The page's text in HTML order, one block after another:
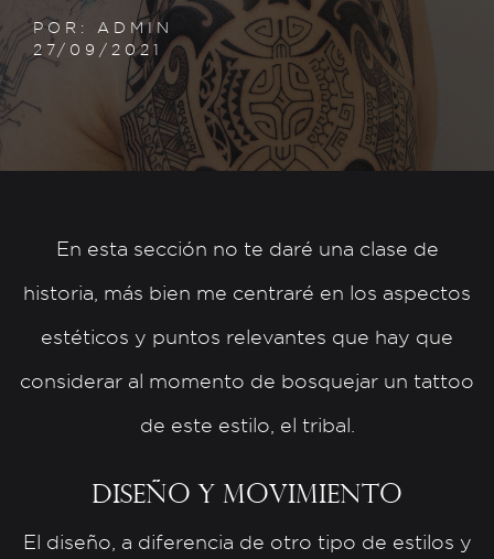
POR: ADMIN
27/09/2021
En esta sección no te daré una clase de
historia, más bien me centraré en los aspectos
estéticos y puntos relevantes que hay que
considerar al momento de bosquejar un tattoo
de este estilo, el tribal.
Diseño y movimiento
El diseño, a diferencia de otro tipo de estilos y